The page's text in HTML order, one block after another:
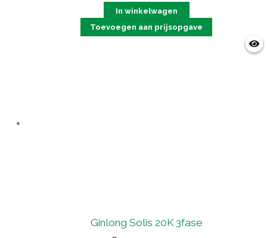
In winkelwagen
Toevoegen aan prijsopgave
Ginlong Solis 20K 3fase